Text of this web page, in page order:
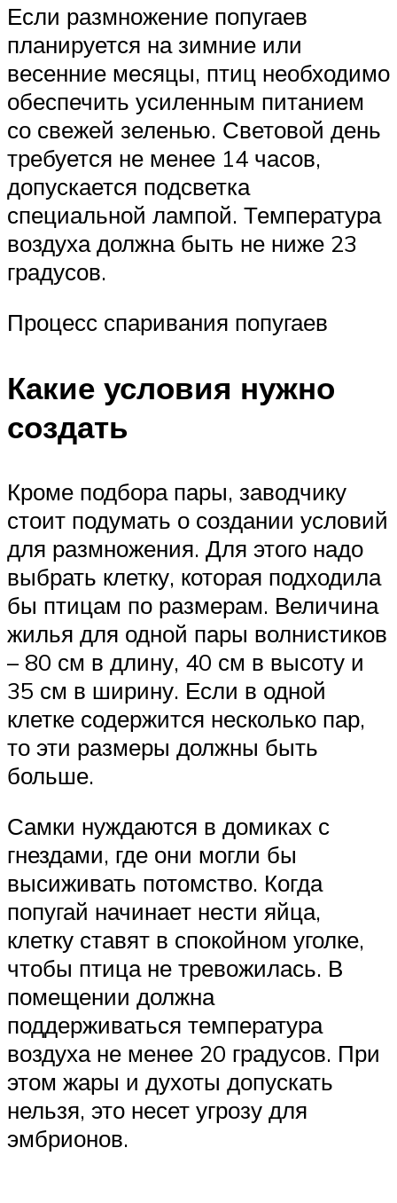
Если размножение попугаев
планируется на зимние или
весенние месяцы, птиц необходимо
обеспечить усиленным питанием
со свежей зеленью. Световой день
требуется не менее 14 часов,
допускается подсветка
специальной лампой. Температура
воздуха должна быть не ниже 23
градусов.
Процесс спаривания попугаев
Какие условия нужно
создать
Кроме подбора пары, заводчику
стоит подумать о создании условий
для размножения. Для этого надо
выбрать клетку, которая подходила
бы птицам по размерам. Величина
жилья для одной пары волнистиков
– 80 см в длину, 40 см в высоту и
35 см в ширину. Если в одной
клетке содержится несколько пар,
то эти размеры должны быть
больше.
Самки нуждаются в домиках с
гнездами, где они могли бы
высиживать потомство. Когда
попугай начинает нести яйца,
клетку ставят в спокойном уголке,
чтобы птица не тревожилась. В
помещении должна
поддерживаться температура
воздуха не менее 20 градусов. При
этом жары и духоты допускать
нельзя, это несет угрозу для
эмбрионов.